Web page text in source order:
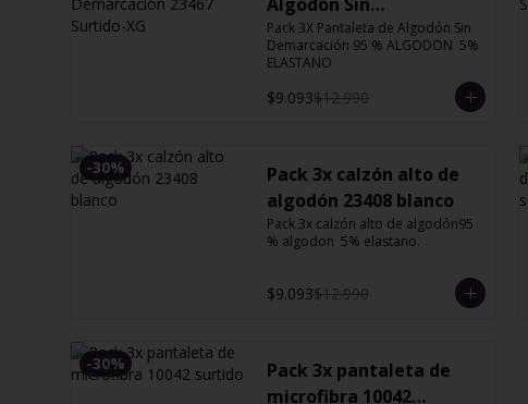
Demarcación 23467
Surtido-XG
Pack 3X Pantaleta de Algodón Sin
Demarcación 95 % ALGODON  5%
ELASTANO
$9.093$12.990
-30%
Pack 3x calzón alto de
algodón 23408 blanco
Pack 3x calzón alto de algodón95
% algodon  5% elastano.
$9.093$12.990
-30%
Pack 3x pantaleta de
microfibra 10042